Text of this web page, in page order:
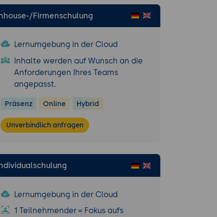
(Prinzip
aus der
mit Perfetto
Firmenschulung
Lernumgebung in der Cloud
Inhalte werden auf Wunsch an die
Anforderungen Ihres Teams
angepasst.
Präsenz Online Hybrid
Unverbindlich anfragen
Lernumgebung in der Cloud
1 Teilnehmender = Fokus aufs